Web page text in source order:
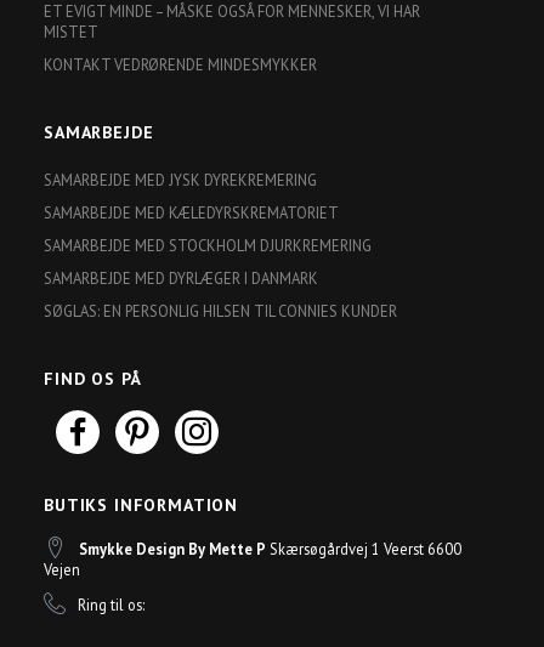
ET EVIGT MINDE – MÅSKE OGSÅ FOR MENNESKER, VI HAR
MISTET
KONTAKT VEDRØRENDE MINDESMYKKER
SAMARBEJDE
SAMARBEJDE MED JYSK DYREKREMERING
SAMARBEJDE MED KÆLEDYRSKREMATORIET
SAMARBEJDE MED STOCKHOLM DJURKREMERING
SAMARBEJDE MED DYRLÆGER I DANMARK
SØGLAS: EN PERSONLIG HILSEN TIL CONNIES KUNDER
FIND OS PÅ
BUTIKS INFORMATION
Smykke Design By Mette P Skærsøgårdvej 1 Veerst 6600
Vejen
Ring til os: